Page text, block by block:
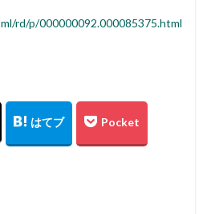
rd/p/000000092.000085375.html